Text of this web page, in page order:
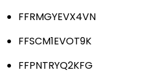
FFRMGYEVX4VN
FFSCM1EVOT9K
FFPNTRYQ2KFG